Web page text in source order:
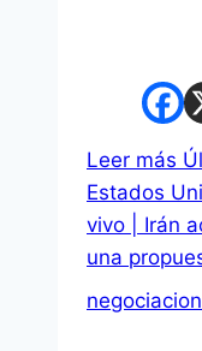
Leer más
Estados
vivo | Irán
una